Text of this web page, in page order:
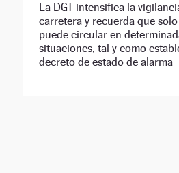
La DGT intensifica la
carretera y recuerda que solo
puede circular en
situaciones, tal y como
decreto de estado de alarma